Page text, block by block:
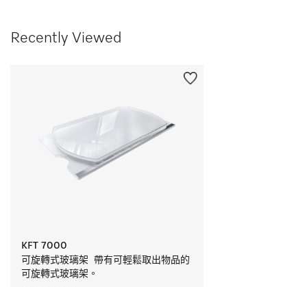
Recently Viewed
KFT 7000
可旋轉式玻璃架  帶有可輕鬆取出物品的
可旋轉式玻璃架。